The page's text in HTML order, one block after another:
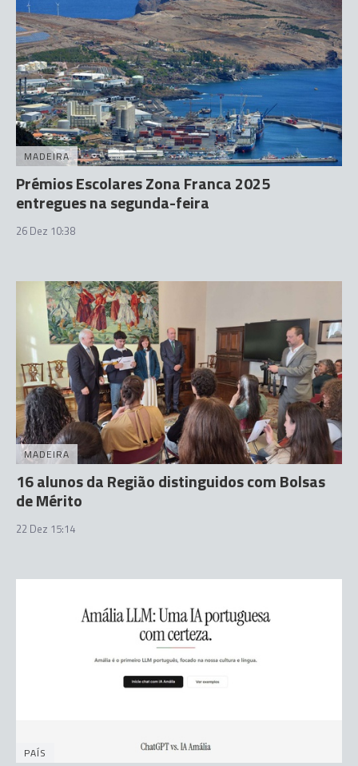
MADEIRA
Prémios Escolares Zona Franca 2025
entregues na segunda-feira
26 Dez 10:38
MADEIRA
16 alunos da Região distinguidos com Bolsas
de Mérito
22 Dez 15:14
PAÍS